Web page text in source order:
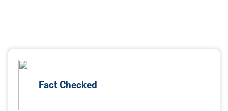
Fact Checked